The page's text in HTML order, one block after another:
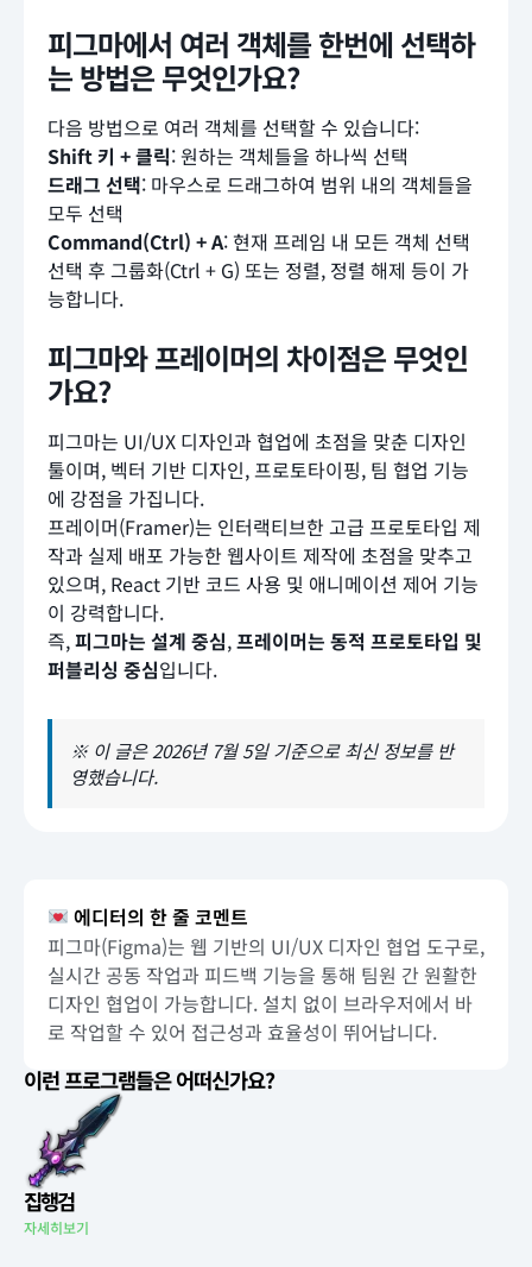
피그마에서 여러 객체를 한번에 선택하
는 방법은 무엇인가요?
다음 방법으로 여러 객체를 선택할 수 있습니다:
Shift 키 + 클릭: 원하는 객체들을 하나씩 선택
드래그 선택: 마우스로 드래그하여 범위 내의 객체들을
모두 선택
Command(Ctrl) + A: 현재 프레임 내 모든 객체 선택
선택 후 그룹화(Ctrl + G) 또는 정렬, 정렬 해제 등이 가
능합니다.
피그마와 프레이머의 차이점은 무엇인
가요?
피그마는 UI/UX 디자인과 협업에 초점을 맞춘 디자인
툴이며, 벡터 기반 디자인, 프로토타이핑, 팀 협업 기능
에 강점을 가집니다.
프레이머(Framer)는 인터랙티브한 고급 프로토타입 제
작과 실제 배포 가능한 웹사이트 제작에 초점을 맞추고
있으며, React 기반 코드 사용 및 애니메이션 제어 기능
이 강력합니다.
즉,피그마는 설계 중심,프레이머는 동적 프로토타입 및
퍼블리싱 중심입니다.
※ 이 글은 2026년 7월 5일 기준으로 최신 정보를 반
영했습니다.
에디터의 한 줄 코멘트
피그마(Figma)는 웹 기반의 UI/UX 디자인 협업 도구로,
실시간 공동 작업과 피드백 기능을 통해 팀원 간 원활한
디자인 협업이 가능합니다. 설치 없이 브라우저에서 바
로 작업할 수 있어 접근성과 효율성이 뛰어납니다.
이런 프로그램들은 어떠신가요?
집행검
자세히보기